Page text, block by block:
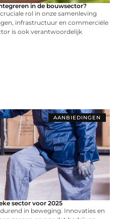
in de bouwsector?
rol in onze samenleving
infrastructuur en commerciële
is ook verantwoordelijk
AANBIEDINGEN
sector voor 2025
in beweging. Innovaties en